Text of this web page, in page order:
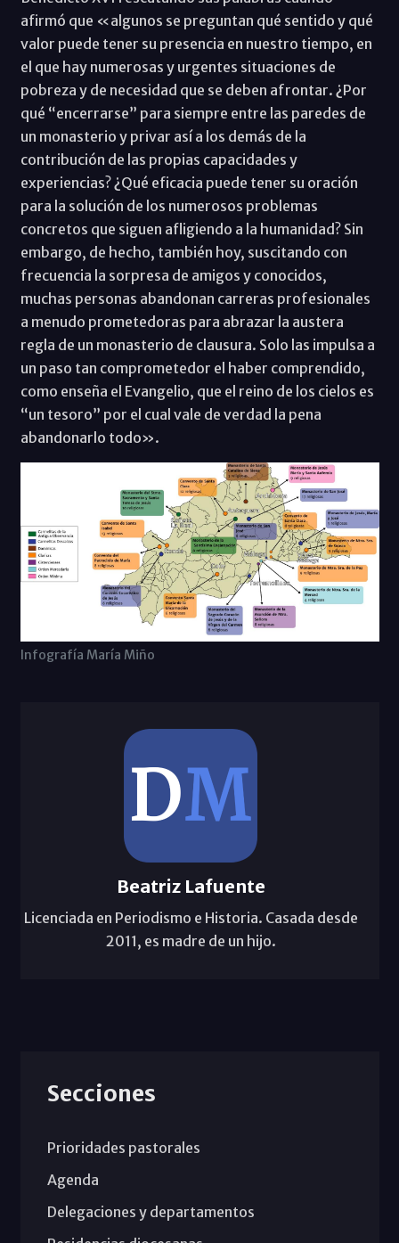
afirmó que «algunos se preguntan qué sentido y qué
valor puede tener su presencia en nuestro tiempo, en
el que hay numerosas y urgentes situaciones de
pobreza y de necesidad que se deben afrontar. ¿Por
qué “encerrarse” para siempre entre las paredes de
un monasterio y privar así a los demás de la
contribución de las propias capacidades y
experiencias? ¿Qué eficacia puede tener su oración
para la solución de los numerosos problemas
concretos que siguen afligiendo a la humanidad? Sin
embargo, de hecho, también hoy, suscitando con
frecuencia la sorpresa de amigos y conocidos,
muchas personas abandonan carreras profesionales
a menudo prometedoras para abrazar la austera
regla de un monasterio de clausura. Solo las impulsa a
un paso tan comprometedor el haber comprendido,
como enseña el Evangelio, que el reino de los cielos es
“un tesoro” por el cual vale de verdad la pena
abandonarlo todo».
Infografía María Miño
Beatriz Lafuente
Licenciada en Periodismo e Historia. Casada desde
2011, es madre de un hijo.
Secciones
Prioridades pastorales
Agenda
Delegaciones y departamentos